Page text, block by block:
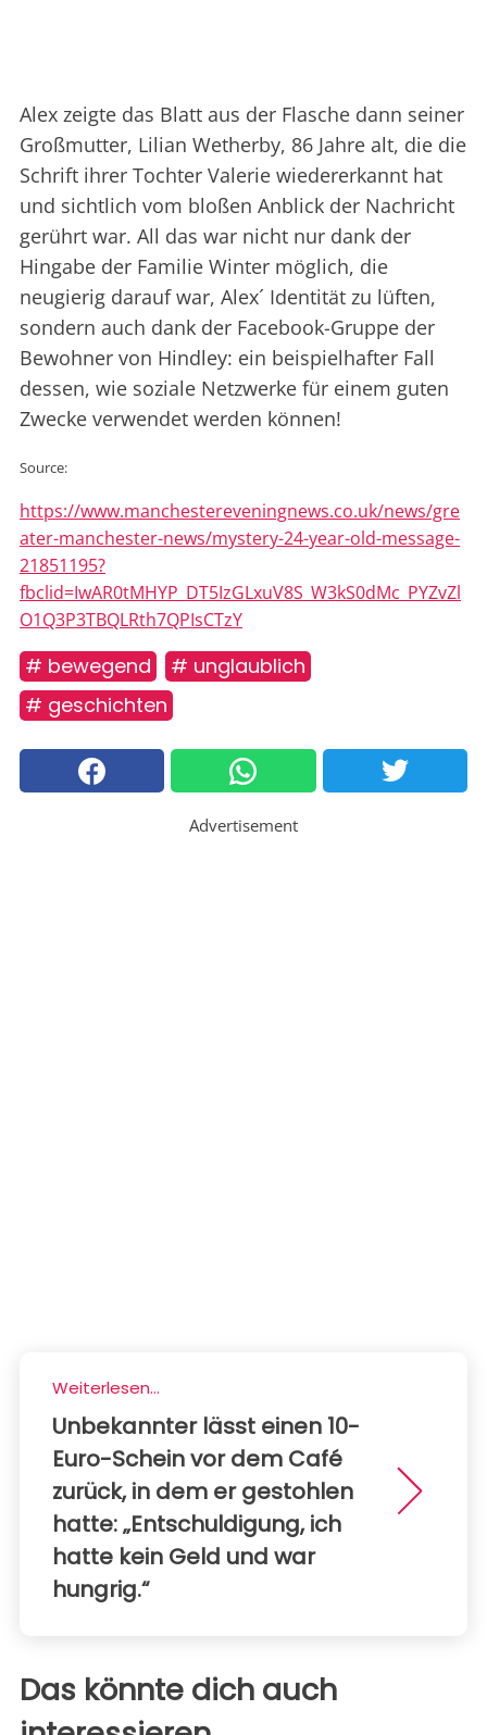
Alex zeigte das Blatt aus der Flasche dann seiner
Großmutter, Lilian Wetherby, 86 Jahre alt, die die
Schrift ihrer Tochter Valerie wiedererkannt hat
und sichtlich vom bloßen Anblick der Nachricht
gerührt war. All das war nicht nur dank der
Hingabe der Familie Winter möglich, die
neugierig darauf war, Alex´ Identität zu lüften,
sondern auch dank der Facebook-Gruppe der
Bewohner von Hindley: ein beispielhafter Fall
dessen, wie soziale Netzwerke für einem guten
Zwecke verwendet werden können!
Source:
https://www.manchestereveningnews.co.uk/news/gre
ater-manchester-news/mystery-24-year-old-message-
21851195?
fbclid=IwAR0tMHYP_DT5IzGLxuV8S_W3kS0dMc_PYZvZl
O1Q3P3TBQLRth7QPIsCTzY
# bewegend
# unglaublich
# geschichten
Advertisement
Weiterlesen...
Unbekannter lässt einen 10-
Euro-Schein vor dem Café
zurück, in dem er gestohlen
hatte: „Entschuldigung, ich
hatte kein Geld und war
hungrig.“
Das könnte dich auch